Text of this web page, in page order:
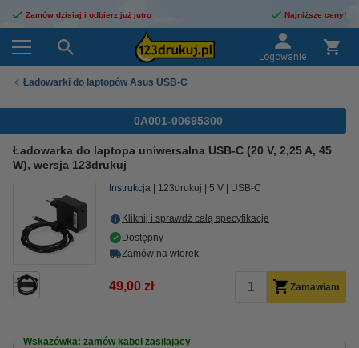
Zamów dzisiaj i odbierz już jutro Najniższe ceny!
Logowanie
Ładowarki do laptopów Asus USB-C
0A001-00695300
Ładowarka do laptopa uniwersalna USB-C (20 V, 2,25 A, 45
W), wersja 123drukuj
Instrukcja 123drukuj 5 V USB-C
Kliknij i sprawdź całą specyfikacje
Dostępny
Zamów na wtorek
49,00 zł Zamawiam
Wskazówka: zamów kabel zasilający